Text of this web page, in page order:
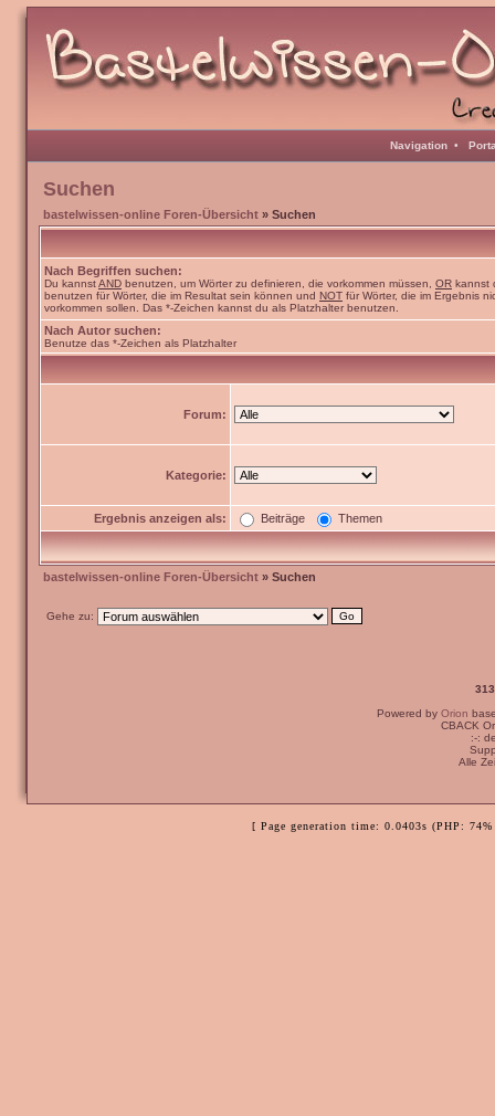
Navigation •
Suchen
bastelwissen-online Foren-Übersicht » Suchen
Nach Begriffen suchen:
Du kannstAND benutzen, um Wörter zu definieren, die vorkommen müssen, OR kannst
benutzen für Wörter, die im Resultat sein können und NOT für Wörter, die im Ergebnis
vorkommen sollen. Das *-Zeichen kannst du als Platzhalter benutzen.
Nach Autor suchen:
Benutze das *-Zeichen als Platzhalter
Forum:
Kategorie:
Ergebnis anzeigen als: Beiträge Themen
bastelwissen-online Foren-Übersicht » Suchen
Gehe zu:
Powered by Orion
CBACK
:-:
Alle
[ Page generation time: 0.0403s (PHP: